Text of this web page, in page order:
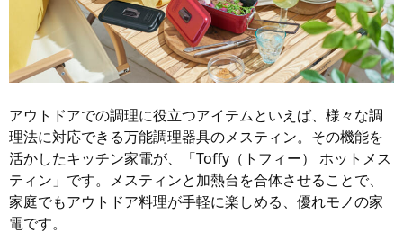
アウトドアでの調理に役立つアイテムといえば、様々な調
理法に対応できる万能調理器具のメスティン。その機能を
活かしたキッチン家電が、「Toffy（トフィー） ホットメス
ティン」です。メスティンと加熱台を合体させることで、
家庭でもアウトドア料理が手軽に楽しめる、優れモノの家
電です。